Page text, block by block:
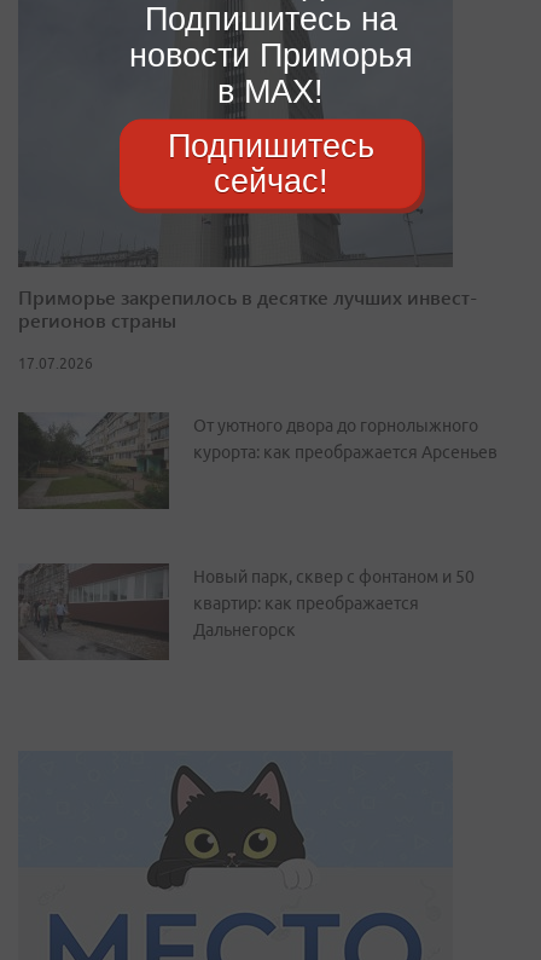
Приморье закрепилось в десятке лучших инвест-
регионов страны
17.07.2026
От уютного двора до горнолыжного
курорта: как преображается Арсеньев
Новый парк, сквер с фонтаном и 50
квартир: как преображается
Дальнегорск
Подпишитесь на
новости Приморья
в MAX!
Подпишитесь
сейчас!